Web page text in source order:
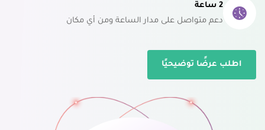
2 ساعة
دعم متواصل على مدار الساعة ومن أي مكان
اطلب عرضًا توضيحيًا